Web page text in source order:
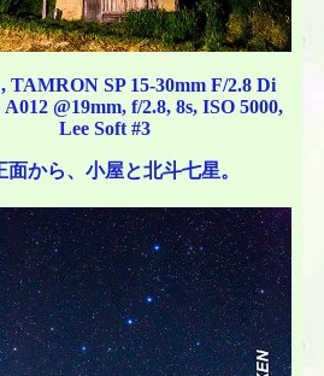
TAMRON SP 15-30mm F/2.8 Di
@19mm, f/2.8, 8s, ISO 5000,
Lee Soft #3
面から、小屋と北斗七星。